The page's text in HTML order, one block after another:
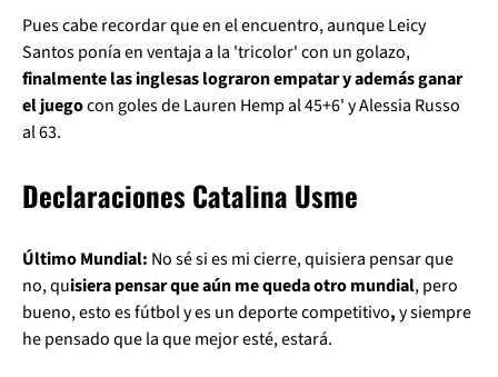
Pues cabe recordar que en el encuentro, aunque Leicy
Santos ponía en ventaja a la 'tricolor' con un golazo,
finalmente las inglesas lograron empatar y además ganar
el juegocon goles de Lauren Hemp al 45+6' y Alessia Russo
al 63.
Declaraciones Catalina Usme
Último Mundial: No sé si es mi cierre, quisiera pensar que
no, quisiera pensar que aún me queda otro mundial, pero
bueno, esto es fútbol y es un deporte competitivo,y siempre
he pensado que la que mejor esté, estará.